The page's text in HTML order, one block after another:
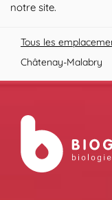
notre site.
Tous les
Châtenay-Malabry